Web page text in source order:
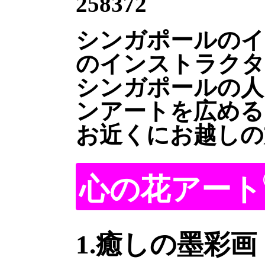
シンガポールの
のインストラク
シンガポールの
ンアートを広め
お近くにお越し
心の花アート
1.癒しの墨彩画